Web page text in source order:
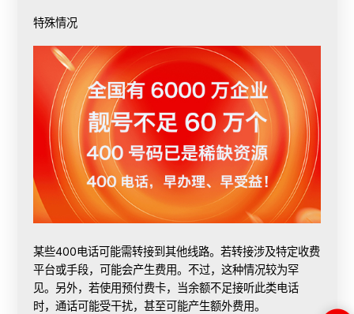
特殊情况
某些400电话可能需转接到其他线路。若转接涉及特定收费
平台或手段，可能会产生费用。不过，这种情况较为罕
见。另外，若使用预付费卡，当余额不足接听此类电话
时，通话可能受干扰，甚至可能产生额外费用。